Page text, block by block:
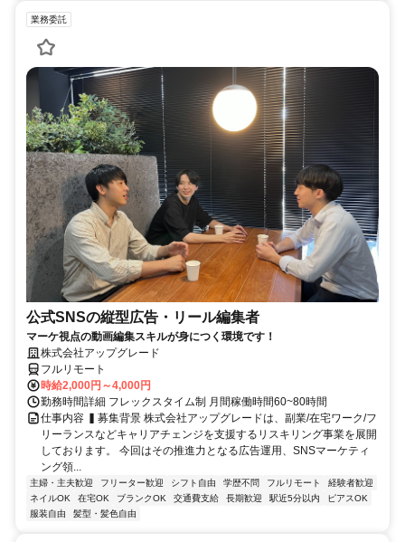
業務委託
公式SNSの縦型広告・リール編集者
マーケ視点の動画編集スキルが身につく環境です！
株式会社アップグレード
フルリモート
時給2,000円～4,000円
勤務時間詳細 フレックスタイム制 月間稼働時間60~80時間
仕事内容 ▍募集背景 株式会社アップグレードは、副業/在宅ワーク/フ
リーランスなどキャリアチェンジを支援するリスキリング事業を展開
しております。 今回はその推進力となる広告運用、SNSマーケティ
ング領...
主婦・主夫歓迎 フリーター歓迎 シフト自由 学歴不問 フルリモート
経験者歓迎
ネイルOK
在宅OK ブランクOK 交通費支給 長期歓迎 駅近5分以内
ピアスOK
服装自由
髪型・髪色自由